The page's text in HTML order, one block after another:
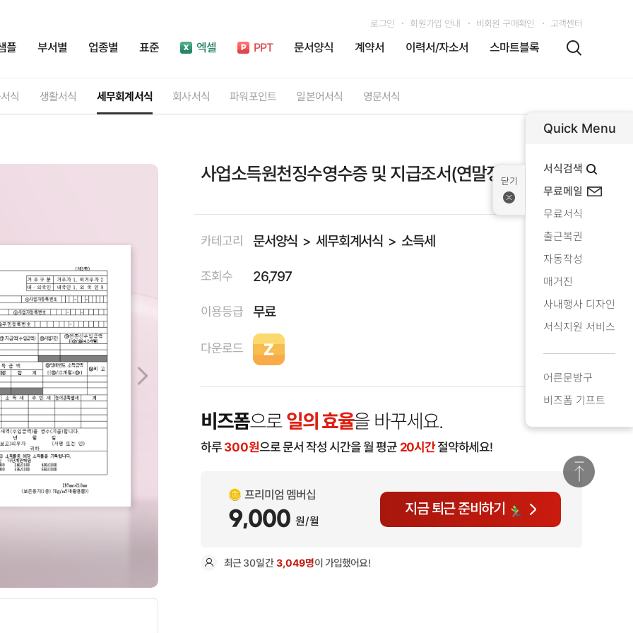
플 부서별 업종별 표준 엑셀 PPT 문서양식 계약서 이력서/자소서 스마트블록
로그인 회원가입 안내 비회원 구매확인 고객센터
식 생활서식 세무회계서식 회사서식 파워포인트 일본어서식 영문서식
사업소득원천징수영수증 및 지급조서(연말정산용)
카테고리 문서양식 세무회계서식 소득세
조회수 26,797
이용등급 무료
다운로드
비즈폼으로일의 효율을 바꾸세요.
하루 300원으로 문서 작성 시간을 월 평균 20시간절약하세요!
프리미엄 멤버십
9,000 원/월
지금 퇴근 준비하기
최근30일간3,049명이 가입했어요!
Quick Menu
서식검색
무료메일
무료서식
출근복권
자동작성
매거진
사내행사 디자인
서식지원 서비스
어른문방구
비즈폼 기프트